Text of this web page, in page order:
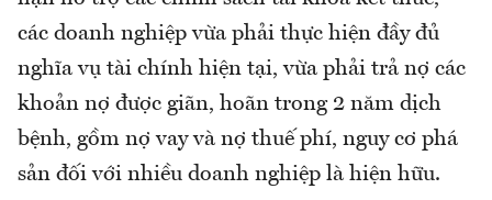
các doanh nghiệp vừa phải thực hiện đầy đủ
nghĩa vụ tài chính hiện tại, vừa phải trả nợ các
khoản nợ được giãn, hoãn trong 2 năm dịch
bệnh, gồm nợ vay và nợ thuế phí, nguy cơ phá
sản đối với nhiều doanh nghiệp là hiện hữu.